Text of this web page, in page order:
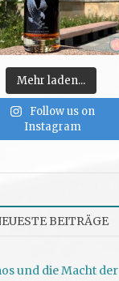
Mehr laden...
Follow us on
Instagram
BEITRÄGE
und die Macht der